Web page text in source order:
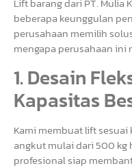
Lift barang dari PT. Mulia
beberapa keunggulan
perusahaan memilih
mengapa perusahaan
1. Desain
Kapasitas
Kami membuat lift
angkut mulai dari 500 kg
profesional siap